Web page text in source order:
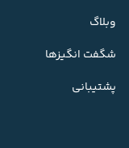
وبلاگ
شگفت انگیزها
پشتیبانی